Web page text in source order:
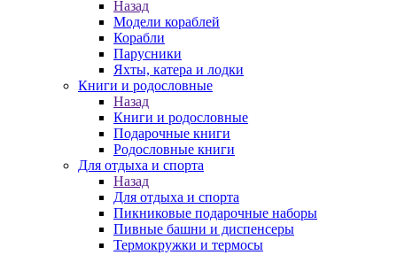
Назад
Модели кораблей
Корабли
Парусники
Яхты, катера и лодки
Книги и родословные
Назад
Книги и родословные
Подарочные книги
Родословные книги
Для отдыха и спорта
Назад
Для отдыха и спорта
Пикниковые подарочные наборы
Пивные башни и диспенсеры
Термокружки и термосы